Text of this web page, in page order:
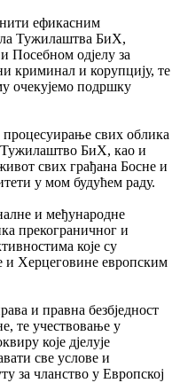
ефикасним
Тужилаштва БиХ,
Посебном одјелу за
криминал и корупцију, те
очекујемо подршку
процесуирање свих облика
Тужилаштво БиХ, као и
свих грађана Босне и
у мом будућем раду.
и међународне
прекограничног и
које су
и Херцеговине европским
и правна безбједност
те учествовање у
које дјелује
све услове и
за чланство у Европској